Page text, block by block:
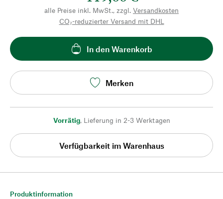
alle Preise inkl. MwSt., zzgl. Versandkosten
CO₂-reduzierter Versand mit DHL
In den Warenkorb
Merken
Vorrätig, Lieferung in 2-3 Werktagen
Verfügbarkeit im Warenhaus
Produktinformation